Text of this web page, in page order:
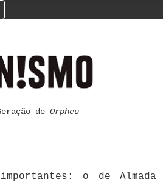
de Orpheu
o de Almada